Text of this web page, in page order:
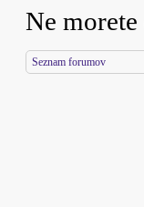
Ne morete
Seznam forumov